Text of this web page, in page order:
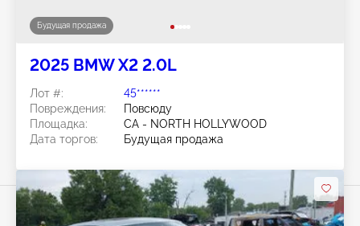
Будущая продажа
2025 BMW X2 2.0L
Лот #:
45******
Повреждения:
Повсюду
Площадка:
CA - NORTH HOLLYWOOD
Дата торгов:
Будущая продажа